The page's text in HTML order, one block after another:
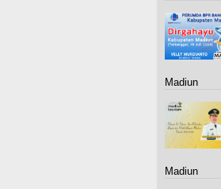
Madiun
Madiun